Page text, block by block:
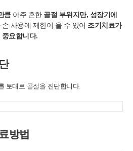
큼아주 흔한 골절 부위지만, 성장기에
사용에 제한이 올 수 있어 조기치료가
중요합니다.
토대로 골절을 진단합니다.
방법